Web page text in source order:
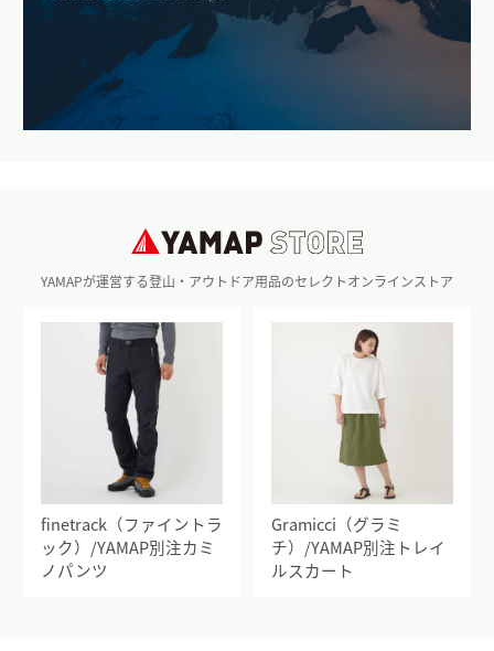
YAMAPが運営する登山・アウトドア用品のセレクトオンラインストア
finetrack（ファイントラ
ック）/YAMAP別注カミ
ノパンツ
Gramicci（グラミ
チ）/YAMAP別注トレイ
ルスカート